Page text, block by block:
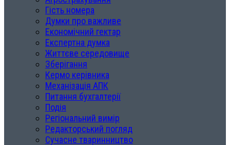
Гість номера
Думки про важливе
Економічний гектар
Експертна думка
Життєве середовище
Зберігання
Кермо керівника
Механізація АПК
Питання бухгалтерії
Подія
Регіональний вимір
Редакторський погляд
Сучасне тваринництво